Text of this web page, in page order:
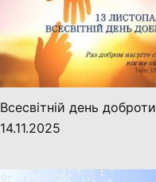
Всесвітній день доброти
14.11.2025